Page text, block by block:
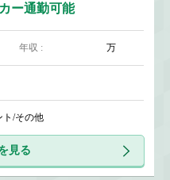
ー通勤可能
年収 : 万
ト/その他
見る